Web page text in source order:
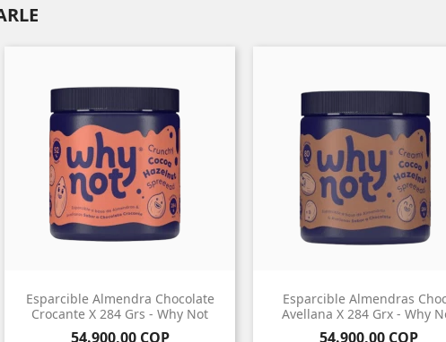
Esparcible Almendra Chocolate
Crocante X 284 Grs - Why Not
Precio
54.900,00 COP
Esparcible Almendras
Avellana X 284 Grx - Why
Precio
54.900,00 COP